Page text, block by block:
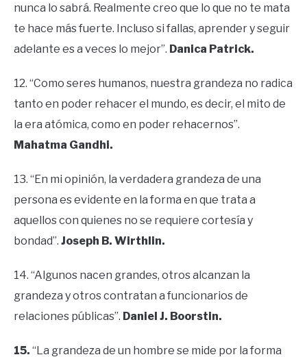
nunca lo sabrá. Realmente creo que lo que no te mata
te hace más fuerte. Incluso si fallas, aprender y seguir
adelante es a veces lo mejor”. Danica Patrick.
12. “Como seres humanos, nuestra grandeza no radica
tanto en poder rehacer el mundo, es decir, el mito de
la era atómica, como en poder rehacernos”.
Mahatma Gandhi.
13. “En mi opinión, la verdadera grandeza de una
persona es evidente en la forma en que trata a
aquellos con quienes no se requiere cortesía y
bondad”. Joseph B. Wirthlin.
14. “Algunos nacen grandes, otros alcanzan la
grandeza y otros contratan a funcionarios de
relaciones públicas”. Daniel J. Boorstin.
15. “La grandeza de un hombre se mide por la forma